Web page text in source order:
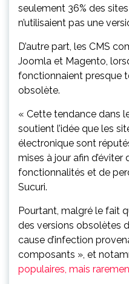
seulement 36% des
n’utilisaient pas une
D’autre part, les CMS
Joomla et Magento,
fonctionnaient presque
obsolète.
« Cette tendance dans
soutient l’idée que les
électronique sont
mises à jour afin d’éviter
fonctionnalités et de
Sucuri.
Pourtant, malgré le fait
des versions obsolètes
cause d’infection
composants », et
populaires, mais